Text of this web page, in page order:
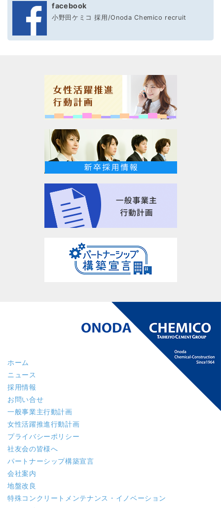
facebook
小野田ケミコ 採用/Onoda Chemico recruit
ホーム
ニュース
採用情報
お問い合せ
一般事業主行動計画
女性活躍推進行動計画
プライバシーポリシー
社友会の皆様へ
パートナーシップ構築宣言
会社案内
地盤改良
特殊コンクリート メンテナンス・イノベーション